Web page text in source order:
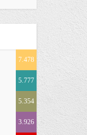
7.478
5.777
5.354
3.926